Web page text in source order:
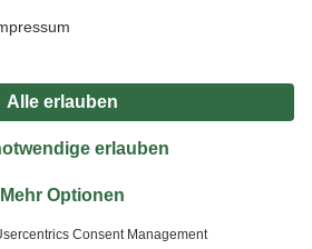
gilt nicht für Artikel mit Speditionsversand, hier
Impressum
Vertrag widerrufen